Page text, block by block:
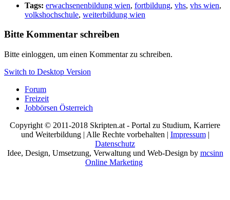
Tags: erwachsenenbildung wien, fortbildung, vhs, vhs wien,
volkshochschule, weiterbildung wien
Bitte Kommentar schreiben
Bitte einloggen, um einen Kommentar zu schreiben.
Switch to Desktop Version
Forum
Freizeit
Jobbörsen Österreich
Copyright © 2011-2018 Skripten.at - Portal zu Studium, Karriere
und Weiterbildung | Alle Rechte vorbehalten | Impressum|
Datenschutz
Idee, Design, Umsetzung, Verwaltung und Web-Design by mcsinn
Online Marketing